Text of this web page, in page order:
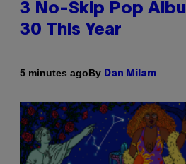
3 No-Skip Pop
30 This Year
5 minutes agoBy Dan Milam